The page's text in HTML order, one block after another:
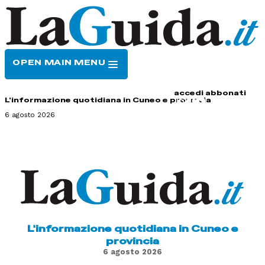
OPEN MAIN MENU
accedi abbonati
L'informazione quotidiana in Cuneo e provincia
6 agosto 2026
L'informazione quotidiana in Cuneo e
provincia
6 agosto 2026